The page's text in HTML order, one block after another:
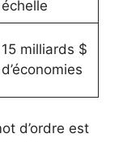
échelle
15 milliards $
d’économies
d’ordre est